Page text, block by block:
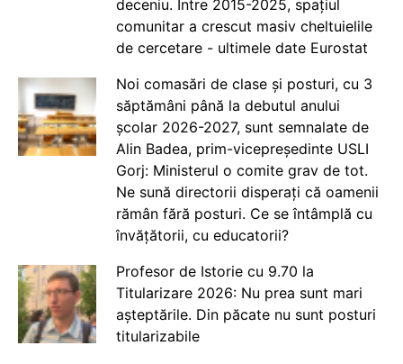
deceniu. Între 2015-2025, spațiul
comunitar a crescut masiv cheltuielile
de cercetare - ultimele date Eurostat
Noi comasări de clase și posturi, cu 3
săptămâni până la debutul anului
școlar 2026-2027, sunt semnalate de
Alin Badea, prim-vicepreședinte USLI
Gorj: Ministerul o comite grav de tot.
Ne sună directorii disperați că oamenii
rămân fără posturi. Ce se întâmplă cu
învățătorii, cu educatorii?
Profesor de Istorie cu 9.70 la
Titularizare 2026: Nu prea sunt mari
așteptările. Din păcate nu sunt posturi
titularizabile